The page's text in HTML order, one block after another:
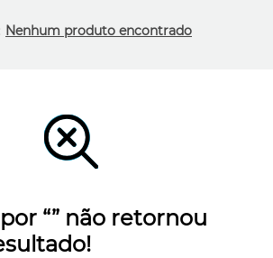
Nenhum produto encontrado
“” não retornou